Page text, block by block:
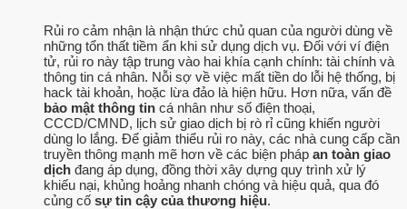
Rủi ro cảm nhận là nhận thức chủ quan của người dùng về
những tổn thất tiềm ẩn khi sử dụng dịch vụ. Đối với ví điện
tử, rủi ro này tập trung vào hai khía cạnh chính: tài chính và
thông tin cá nhân. Nỗi sợ về việc mất tiền do lỗi hệ thống, bị
hack tài khoản, hoặc lừa đảo là hiện hữu. Hơn nữa, vấn đề
bảo mật thông tin cá nhân như số điện thoại,
CCCD/CMND, lịch sử giao dịch bị rò rỉ cũng khiến người
dùng lo lắng. Để giảm thiểu rủi ro này, các nhà cung cấp cần
truyền thông mạnh mẽ hơn về các biện pháp an toàn giao
dịch đang áp dụng, đồng thời xây dựng quy trình xử lý
khiếu nại, khủng hoảng nhanh chóng và hiệu quả, qua đó
củng cố sự tin cậy của thương hiệu.